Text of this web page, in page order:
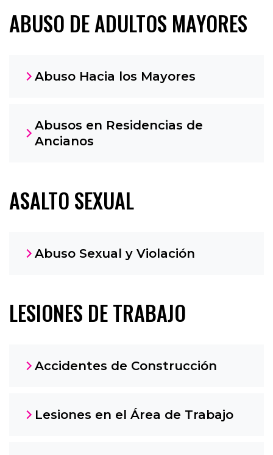
ABUSO DE ADULTOS MAYORES
Abuso Hacia los Mayores
Abusos en Residencias de
Ancianos
ASALTO SEXUAL
Abuso Sexual y Violación
LESIONES DE TRABAJO
Accidentes de Construcción
Lesiones en el Área de Trabajo